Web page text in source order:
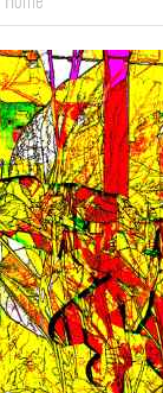
Auswahl